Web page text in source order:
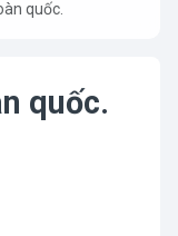
quốc.
quốc.